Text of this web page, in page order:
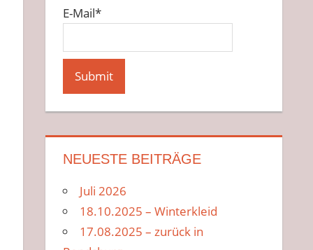
E-Mail*
NEUESTE BEITRÄGE
Juli 2026
18.10.2025 – Winterkleid
17.08.2025 – zurück in